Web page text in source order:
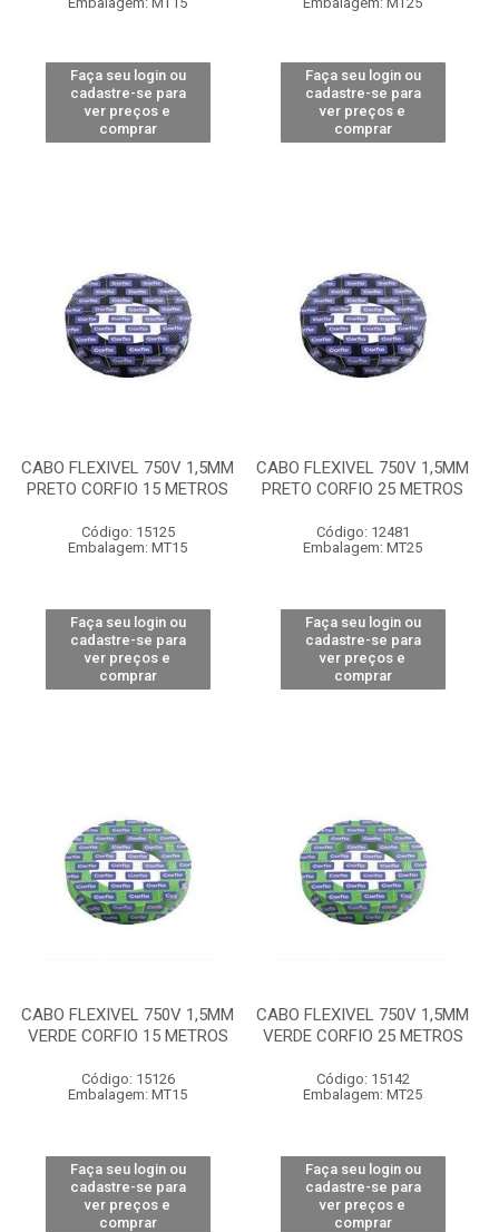
Faça seu login ou
cadastre-se para
ver preços e
comprar
Faça seu login ou
cadastre-se para
ver preços e
comprar
CABO FLEXIVEL 750V 1,5MM
PRETO CORFIO 15 METROS
Código: 15125
Embalagem: MT15
Faça seu login ou
cadastre-se para
ver preços e
comprar
CABO FLEXIVEL 750V 1,5MM
PRETO CORFIO 25 METROS
Código: 12481
Embalagem: MT25
Faça seu login ou
cadastre-se para
ver preços e
comprar
CABO FLEXIVEL 750V 1,5MM
VERDE CORFIO 15 METROS
Código: 15126
Embalagem: MT15
Faça seu login ou
cadastre-se para
ver preços e
comprar
CABO FLEXIVEL 750V 1,5MM
VERDE CORFIO 25 METROS
Código: 15142
Embalagem: MT25
Faça seu login ou
cadastre-se para
ver preços e
comprar